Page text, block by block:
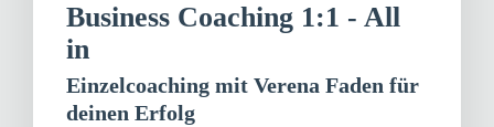
Business Coaching 1:1 - All
in
Einzelcoaching mit Verena Faden für
deinen Erfolg